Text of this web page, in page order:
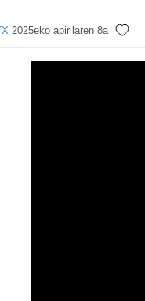
2025eko apirilaren 8a